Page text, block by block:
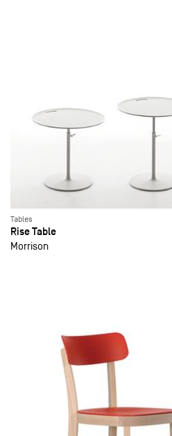
Tables
Rise Table
Morrison